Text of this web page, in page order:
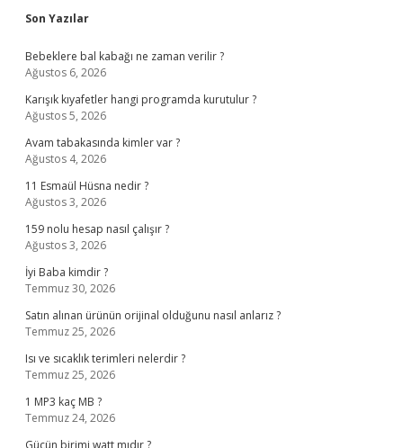
Sidebar
Son Yazılar
Bebeklere bal kabağı ne zaman verilir ?
Ağustos 6, 2026
Karışık kıyafetler hangi programda kurutulur ?
Ağustos 5, 2026
Avam tabakasında kimler var ?
Ağustos 4, 2026
11 Esmaül Hüsna nedir ?
Ağustos 3, 2026
159 nolu hesap nasıl çalışır ?
Ağustos 3, 2026
İyi Baba kimdir ?
Temmuz 30, 2026
Satın alınan ürünün orijinal olduğunu nasıl anlarız ?
Temmuz 25, 2026
Isı ve sıcaklık terimleri nelerdir ?
Temmuz 25, 2026
1 MP3 kaç MB ?
Temmuz 24, 2026
Gücün birimi watt mıdır ?